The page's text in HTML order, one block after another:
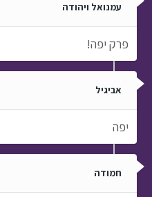
עמנואל ויהודה
פרק יפה!
אביגיל
יפה
חמודה